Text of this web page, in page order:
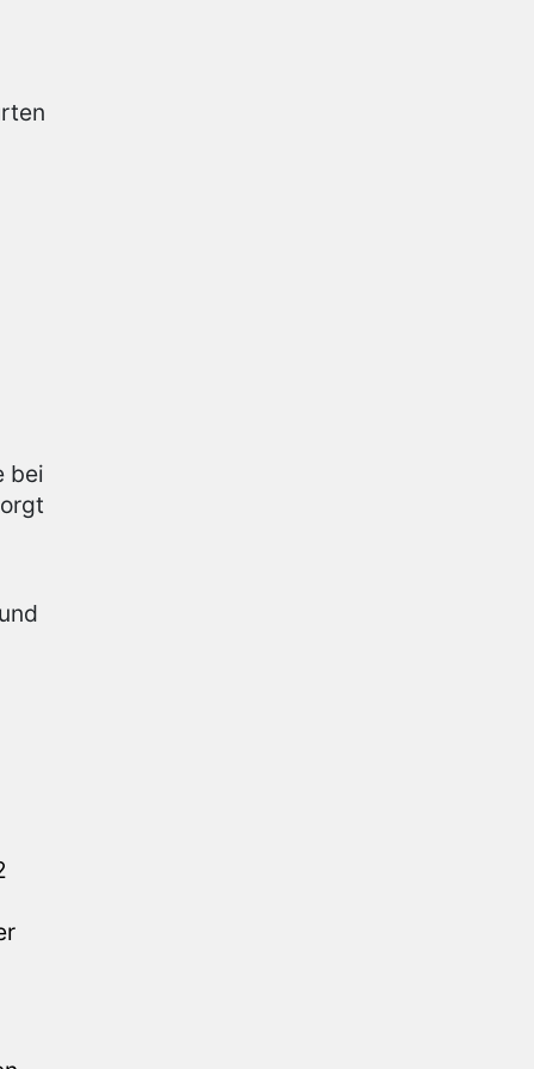
bei